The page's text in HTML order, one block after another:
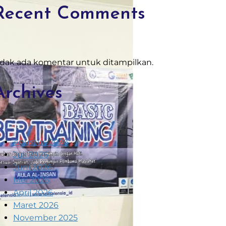
Comments
ada komentar untuk ditampilkan.
Agustus 2026
Juli 2026
Juni 2026
Mei 2026
April 2026
Maret 2026
November 2025